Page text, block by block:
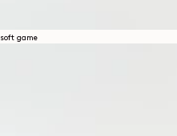
soft game